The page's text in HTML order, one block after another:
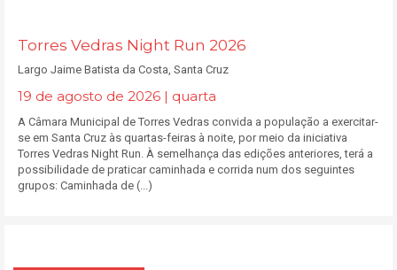
Torres Vedras Night Run 2026
Largo Jaime Batista da Costa, Santa Cruz
19 de agosto de 2026 | quarta
A Câmara Municipal de Torres Vedras convida a população a exercitar-
se em Santa Cruz às quartas-feiras à noite, por meio da iniciativa
Torres Vedras Night Run. À semelhança das edições anteriores, terá a
possibilidade de praticar caminhada e corrida num dos seguintes
grupos: Caminhada de (...)